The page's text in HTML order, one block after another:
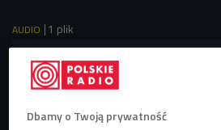
AUDIO 1 plik
 13'25
"Wnuczka swojej babci" - reportaż
Dbamy o Twoją prywatność